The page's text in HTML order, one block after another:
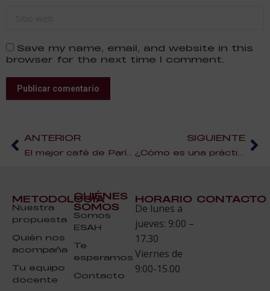
Save my name, email, and website in this
browser for the next time I comment.
Publicar comentario
ANTERIOR SIGUIENTE
METODOLOGÍA
Nuestra
propuesta
Quién nos
acompaña
Tu equipo
docente
QUIÉNES
SOMOS
Somos
ESAH
Te
esperamos
Contacto
HORARIO
De lunes a
jueves: 9:00 –
17.30
Viernes de
9:00-15.00
CONTACTO